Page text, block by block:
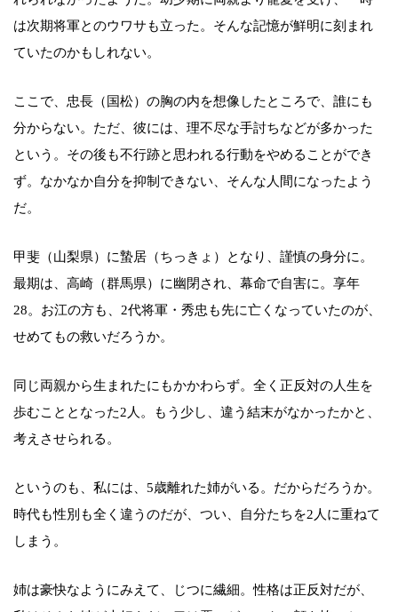
は次期将軍とのウワサも立った。そんな記憶が鮮明に刻まれ
ていたのかもしれない。
ここで、忠長（国松）の胸の内を想像したところで、誰にも
分からない。ただ、彼には、理不尽な手討ちなどが多かった
という。その後も不行跡と思われる行動をやめることができ
ず。なかなか自分を抑制できない、そんな人間になったよう
だ。
甲斐（山梨県）に蟄居（ちっきょ）となり、謹慎の身分に。
最期は、高崎（群馬県）に幽閉され、幕命で自害に。享年
28。お江の方も、2代将軍・秀忠も先に亡くなっていたのが、
せめてもの救いだろうか。
同じ両親から生まれたにもかかわらず。全く正反対の人生を
歩むこととなった2人。もう少し、違う結末がなかったかと、
考えさせられる。
というのも、私には、5歳離れた姉がいる。だからだろうか。
時代も性別も全く違うのだが、つい、自分たちを2人に重ねて
しまう。
姉は豪快なようにみえて、じつに繊細。性格は正反対だが、